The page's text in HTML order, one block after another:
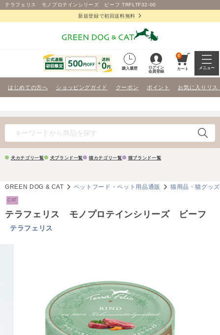
テラフェリス モノプロテインシリーズ ビーフ TRFLTF32-00
新規登録で初回送料無料
購入履歴
ログイン
会員登録
0
カート メニュー
はじめての方へ ショッピングガイド クーポン ポイント お気に入りリス
犬カテゴリ一覧 犬ブランド一覧 猫カテゴリ一覧 猫ブランド一覧
GREEN DOG & CAT ペットフード・ペット用品通販 猫用品・猫グッズ
CAT
テラフェリス モノプロテインシリーズ ビーフ
テラフェリス